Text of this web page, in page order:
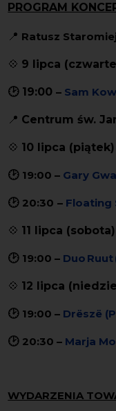
PROGRAM
📍 Ratusz
💠 9 lipca
🕑 19:00– Sam
📍 Centrum św.
💠 10 lipca (piątek)
🕑 19:00– Gary
🕑 20:30 – Floating
💠 11 lipca (sobota)
🕑 19:00– Duo Ruut
💠 12 lipca
🕑 19:00– Drëszë
🕑 20:30– Marja
WYDARZENIA